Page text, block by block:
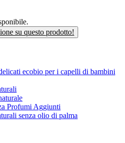
su questo prodotto!
ecobio per i capelli di bambini
Profumi Aggiunti
senza olio di palma